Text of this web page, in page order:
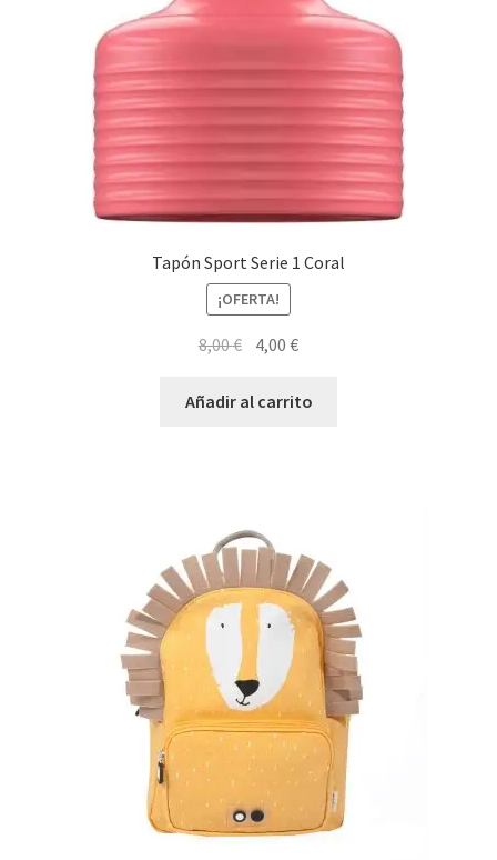
Tapón Sport Serie 1 Coral
¡OFERTA!
8,00€ El
original
4,00€El
actual
Añadir al carrito